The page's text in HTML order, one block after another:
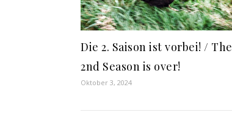
Die 2. Saison ist vorbei! / The
2nd Season is over!
Oktober 3, 2024